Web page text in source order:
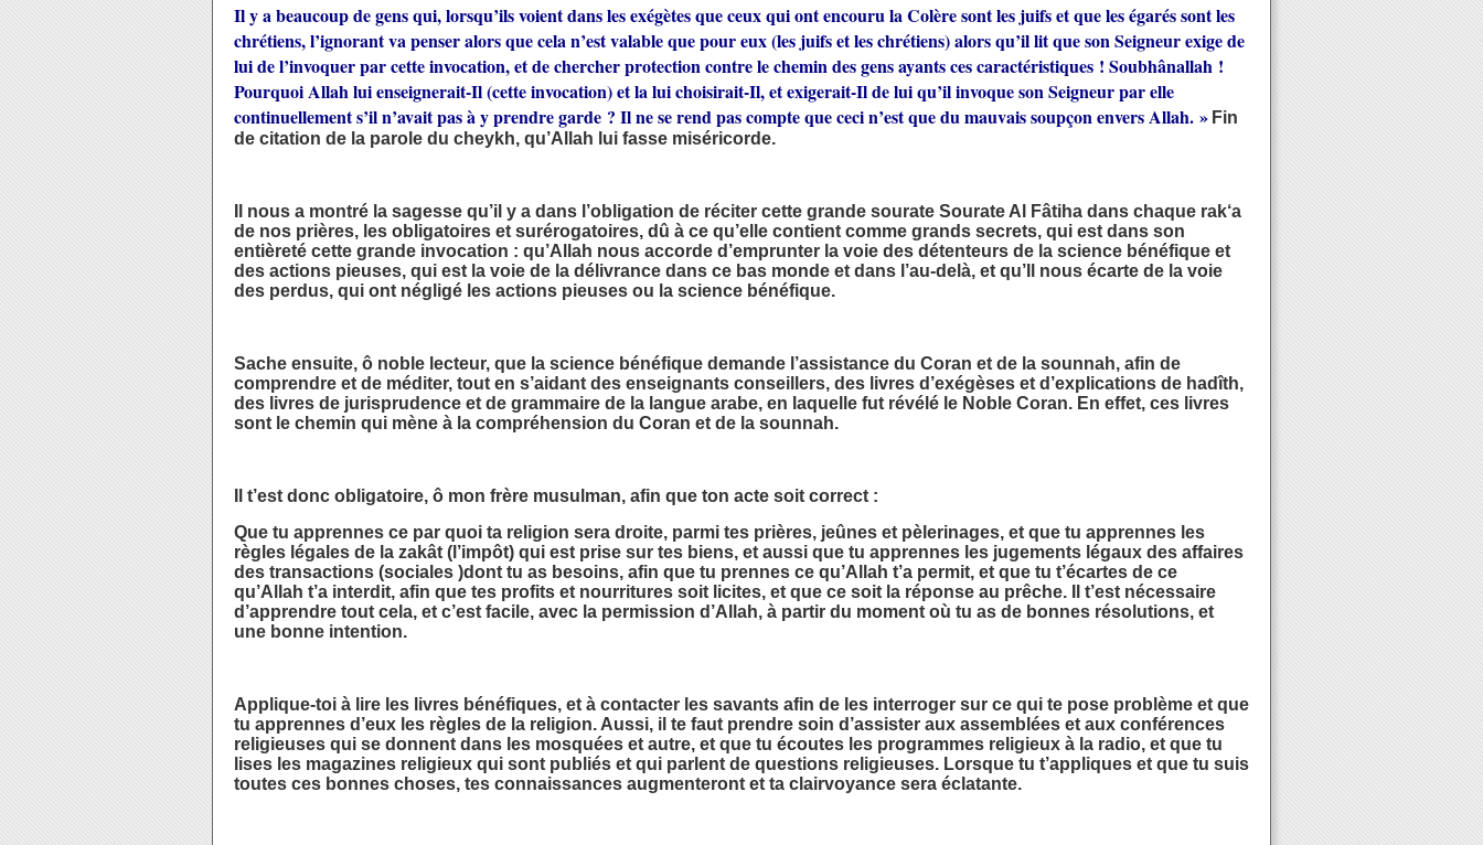
Il y a beaucoup de gens qui, lorsqu’ils voient dans les exégètes que ceux qui ont encouru la Colère sont les juifs et que les égarés sont les
chrétiens, l’ignorant va penser alors que cela n’est valable que pour eux (les juifs et les chrétiens) alors qu’il lit que son Seigneur exige de
lui de l’invoquer par cette invocation, et de chercher protection contre le chemin des gens ayants ces caractéristiques ! Soubhânallah !
Pourquoi Allah lui enseignerait-Il (cette invocation) et la lui choisirait-Il, et exigerait-Il de lui qu’il invoque son Seigneur par elle
continuellement s’il n’avait pas à y prendre garde ? Il ne se rend pas compte que ceci n’est que du mauvais soupçon envers Allah. » Fin
de citation de la parole du cheykh, qu’Allah lui fasse miséricorde.
Il nous a montré la sagesse qu’il y a dans l’obligation de réciter cette grande sourate Sourate Al Fâtiha dans chaque rak‘a
de nos prières, les obligatoires et surérogatoires, dû à ce qu’elle contient comme grands secrets, qui est dans son
entièreté cette grande invocation : qu’Allah nous accorde d’emprunter la voie des détenteurs de la science bénéfique et
des actions pieuses, qui est la voie de la délivrance dans ce bas monde et dans l’au-delà, et qu’Il nous écarte de la voie
des perdus, qui ont négligé les actions pieuses ou la science bénéfique.
Sache ensuite, ô noble lecteur, que la science bénéfique demande l’assistance du Coran et de la sounnah, afin de
comprendre et de méditer, tout en s’aidant des enseignants conseillers, des livres d’exégèses et d’explications de hadîth,
des livres de jurisprudence et de grammaire de la langue arabe, en laquelle fut révélé le Noble Coran. En effet, ces livres
sont le chemin qui mène à la compréhension du Coran et de la sounnah.
Il t’est donc obligatoire, ô mon frère musulman, afin que ton acte soit correct :
Que tu apprennes ce par quoi ta religion sera droite, parmi tes prières, jeûnes et pèlerinages, et que tu apprennes les
règles légales de la zakât (l’impôt) qui est prise sur tes biens, et aussi que tu apprennes les jugements légaux des affaires
des transactions (sociales )dont tu as besoins, afin que tu prennes ce qu’Allah t’a permit, et que tu t’écartes de ce
qu’Allah t’a interdit, afin que tes profits et nourritures soit licites, et que ce soit la réponse au prêche. Il t’est nécessaire
d’apprendre tout cela, et c’est facile, avec la permission d’Allah, à partir du moment où tu as de bonnes résolutions, et
une bonne intention.
Applique-toi à lire les livres bénéfiques, et à contacter les savants afin de les interroger sur ce qui te pose problème et que
tu apprennes d’eux les règles de la religion. Aussi, il te faut prendre soin d’assister aux assemblées et aux conférences
religieuses qui se donnent dans les mosquées et autre, et que tu écoutes les programmes religieux à la radio, et que tu
lises les magazines religieux qui sont publiés et qui parlent de questions religieuses. Lorsque tu t’appliques et que tu suis
toutes ces bonnes choses, tes connaissances augmenteront et ta clairvoyance sera éclatante.